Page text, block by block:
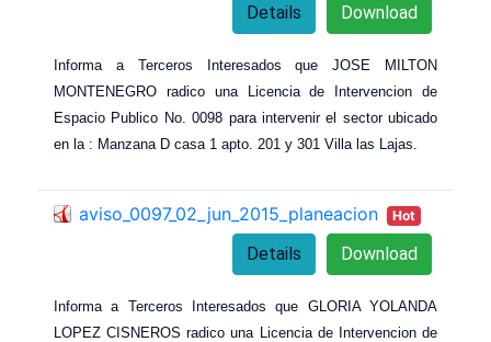
Download
Details
Informa a Terceros Interesados que JOSE MILTON
MONTENEGRO radico una Licencia de Intervencion de
Espacio Publico No. 0098 para intervenir el sector ubicado
en la : Manzana D casa 1 apto. 201 y 301 Villa las Lajas.
aviso_0097_02_jun_2015_planeacion Hot
Download
Details
Informa a Terceros Interesados que GLORIA YOLANDA
LOPEZ CISNEROS radico una Licencia de Intervencion de